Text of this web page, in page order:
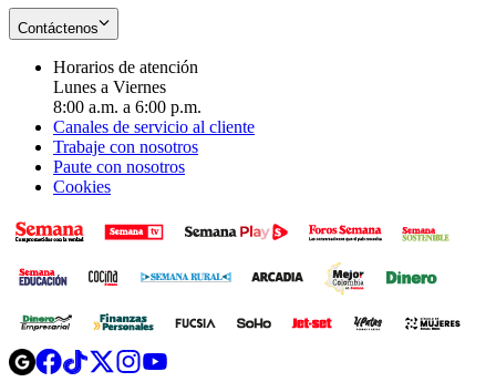
Contáctenos
Horarios de atención
Lunes a Viernes
8:00 a.m. a 6:00 p.m.
Canales de servicio al cliente
Trabaje con nosotros
Paute con nosotros
Cookies
Opens
in
Opens
in
Opens
in
Opens